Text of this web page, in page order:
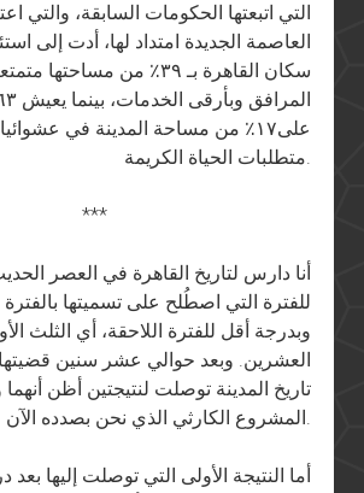
التي اتبعتها الحكومات السابقة، والتي
سكان القاهرة بـ ٣٩٪ من
على١٧٪ من مساحة المدينة في
متطلبات الحياة الكريمة.
***
أنا دارس لتاريخ القاهرة في العصر
للفترة التي اصطُلح على تسميتها بالفترة
وبدرجة أقل للفترة اللاحقة، أي الثلث
العشرين. وبعد حوالي عشر سنين
تاريخ المدينة توصلت لنتيجتين أظن أنهما
المشروع الكارثي الذي نحن بصدده الآن.
أما النتيجة الأولى التي توصلت إليها بعد